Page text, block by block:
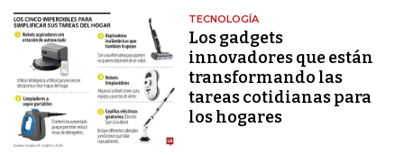
TECNOLOGÍA
Los gadgets
innovadores que están
transformando las
tareas cotidianas para
los hogares